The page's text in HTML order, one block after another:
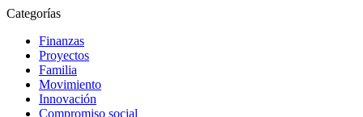
Categorías
Finanzas
Proyectos
Familia
Movimiento
Innovación
Compromiso social